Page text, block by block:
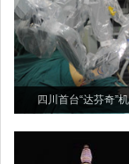
四川首台“达芬奇”